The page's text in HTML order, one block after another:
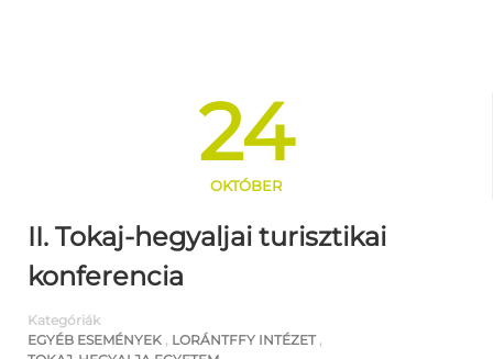
24
OKTÓBER
II. Tokaj-hegyaljai turisztikai
konferencia
Kategóriák
EGYÉB ESEMÉNYEK , LORÁNTFFY INTÉZET,